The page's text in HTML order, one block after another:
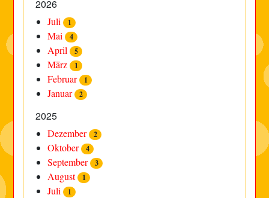
2026
Juli 1
Mai 4
April 5
März 1
Februar 1
Januar 2
2025
Dezember 2
Oktober 4
September 3
August 1
Juli 1